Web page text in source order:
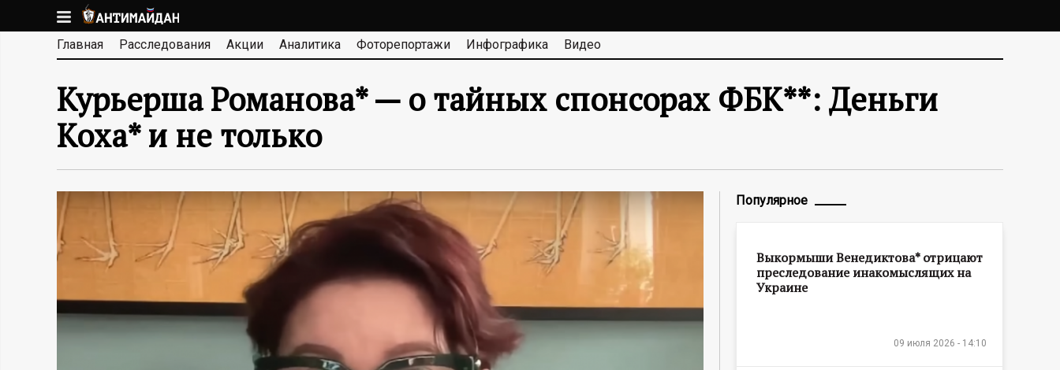
к
основномуА
Н
Т
И
М
А
Д
Главная Расследования Акции Аналитика Фоторепортажи Инфографика Видео
Курьерша Романова* — о тайных спонсорах ФБК**: Деньги
Коха* и не только
Популярное
Выкормыши Венедиктова* отрицают
преследование инакомыслящих на
Украине
09 июля 2026 - 14:10